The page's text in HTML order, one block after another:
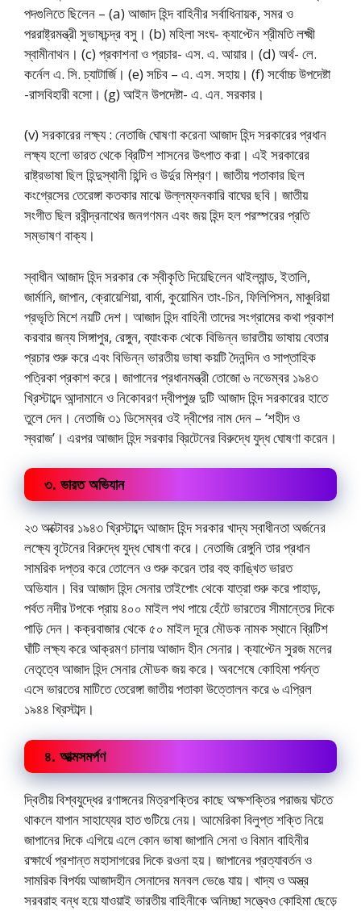
পদগুলিতে ছিলেন – (a) আজাদ হিন্দ বাহিনীর সর্বাধিনায়ক, সমর ও
পররাষ্ট্রমন্ত্রী সুভাষচন্দ্র বসু। (b) মহিলা সংঘ- ক্যাপ্টেন শ্রীমতি লক্ষ্মী
স্বামীনাথন। (c) প্রকাশনা ও প্রচার- এস. এ. আয়ার। (d) অর্থ- লে.
কর্নেল এ. সি. চ্যাটার্জি। (e) সচিব – এ. এস. সহায়। (f) সর্বোচ্চ উপদেষ্টা
-রাসবিহারী বসো। (g) আইন উপদেষ্টা- এ. এন. সরকার।
(v) সরকারের লক্ষ্য : নেতাজি ঘোষণা করেনা আজাদ হিন্দ সরকারের প্রধান
লক্ষ্য হলো ভারত থেকে ব্রিটিশ শাসনের উৎপাত করা। এই সরকারের
রাষ্ট্রভাষা ছিল হিন্দুস্থানী হিন্দি ও উর্দুর মিশ্রণ। জাতীয় পতাকার ছিল
কংগ্রেসের তেরেঙ্গা কতকার মাঝে উল্লম্ফনকারি বাঘের ছবি। জাতীয়
সংগীত ছিল রবীন্দ্রনাথের জনগণমন এবং জয় হিন্দ হল পরস্পরের প্রতি
সম্ভাষণ বাক্য।
স্বাধীন আজাদ হিন্দ সরকার কে স্বীকৃতি দিয়েছিলেন থাইল্যান্ড, ইতালি,
জার্মানি, জাপান, ক্রোয়েশিয়া, বার্মা, কুয়োমিন তাং-চিন, ফিলিপিসন, মাঞ্চুরিয়া
প্রভৃতি মিশে নয়টি দেশ। আজাদ হিন্দ বাহিনী তাদের সংগ্রামের কথা প্রকাশ
করবার জন্য সিঙ্গাপুর, রেঙ্গুন, ব্যাংকক থেকে বিভিন্ন ভারতীয় ভাষায় বেতার
প্রচার শুরু করে এবং বিভিন্ন ভারতীয় ভাষা কয়টি দৈনন্দিন ও সাপ্তাহিক
পত্রিকা প্রকাশ করে। জাপানের প্রধানমন্ত্রী তোজো ৬ নভেম্বর ১৯৪৩
খ্রিস্টাব্দে আন্দামানে ও নিকোবরণ দ্বীপপুঞ্জ দুটি আজাদ হিন্দ সরকারের হাতে
তুলে দেন। নেতাজি ৩১ ডিসেম্বর ওই দ্বীপের নাম দেন – ‘শহীদ ও
স্বরাজ’। এরপর আজাদ হিন্দ সরকার ব্রিটেনের বিরুদ্ধে যুদ্ধ ঘোষণা করেন।
৩. ভারত অভিযান
২৩ অক্টোবর ১৯৪৩ খ্রিস্টাব্দে আজাদ হিন্দ সরকার খাদ্য স্বাধীনতা অর্জনের
লক্ষ্যে বৃটেনের বিরুদ্ধে যুদ্ধ ঘোষণা করে। নেতাজি রেঙ্গুনি তার প্রধান
সামরিক দপ্তর করে তোলেন ও শুরু করেন তার বহু কাঙ্খিত ভারত
অভিযান। বির আজাদ হিন্দ সেনার তাইপোং থেকে যাত্রা শুরু করে পাহাড়,
পর্বত নদীর টপকে প্রায় ৪০০ মাইল পথ পায়ে হেঁটে ভারতের সীমান্তের দিকে
পাড়ি দেন। কক্রবাজার থেকে ৫০ মাইল দূরে মৌডক নামক স্থানে ব্রিটিশ
ঘাঁটি লক্ষ্য করে আক্রমণ চালায় আজাদ হীন সেনার। ক্যাপ্টেন সুরজ মলের
নেতৃত্বে আজাদ হিন্দ সেনার মৌডক জয় করে। অবশেষে কোহিমা পর্যন্ত
এসে ভারতের মাটিতে তেরেঙ্গা জাতীয় পতাকা উত্তোলন করে ৬ এপ্রিল
১৯৪৪ খ্রিস্টাব্দ।
৪. আত্মসমর্পণ
দ্বিতীয় বিশ্বযুদ্ধের রণাঙ্গনের মিত্রশক্তির কাছে অক্ষশক্তির পরাজয় ঘটতে
থাকলে যাপান সাহায্যের হাত গুটিয়ে নেয়। আমেরিকা বিলুপ্ত শক্তি নিয়ে
জাপানের দিকে এগিয়ে এলে কোন ভাষা জাপানি সেনা ও বিমান বাহিনীর
রক্ষার্থে প্রশান্ত মহাসাগরের দিকে রওনা হয়। জাপানের প্রত্যাবর্তন ও
সামরিক বিপর্যয় আজাদহীন সেনাদের মনবল ভেঙে যায়। খাদ্য ও অস্ত্র
সরবরাহ বন্ধ হয়ে যাওয়াই ভারতীয় বাহিনীকে অনিচ্ছা সত্ত্বেও কোহিমা ছেড়ে